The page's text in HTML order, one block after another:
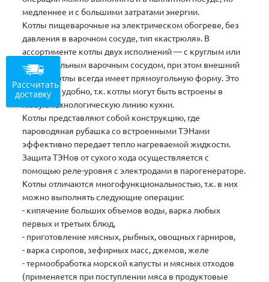
медленнее и с большими затратами энергии.
Котлы пищеварочные на электрическом обогреве, без
давления в варочном сосуде, тип «кастрюля». В
ассортименте котлы двух исполнений — с круглым или
прямоугольным варочным сосудом, при этом внешний
корпус котлы всегда имеет прямоугольную форму. Это
особенно удобно, т.к. котлы могут быть встроены в
любую технологическую линию кухни.
Котлы представляют собой конструкцию, где
пароводяная рубашка со встроенными ТЭНами
эффективно передает тепло нагреваемой жидкости.
Защита ТЭНов от сухого хода осуществляется с
помощью реле-уровня с электродами в парогенераторе.
Котлы отличаются многофункциональностью, т.к. в них
можно выполнять следующие операции:
- кипячение больших объемов воды, варка любых
первых и третьих блюд,
- приготовление мясных, рыбных, овощных гарниров,
- варка сиропов, зефирных масс, джемов, желе
- термообработка морской капусты и мясных отходов
(применяется при поступлении мяса в продуктовые
Рассчитать
доставку